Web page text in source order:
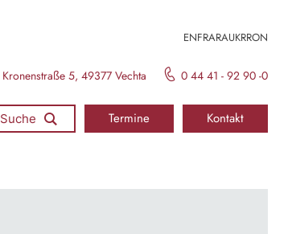
ENFRARAUKRRON
Kronenstraße 5, 49377 Vechta 0 44 41 - 92 90 -0
Suche Termine Kontakt